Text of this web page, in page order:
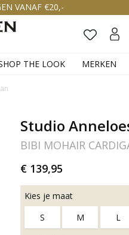
VANAF €20,-
THE LOOK MERKEN
Studio
BIBI MOHAIR
€ 139,95
Kies je maat
S
M L